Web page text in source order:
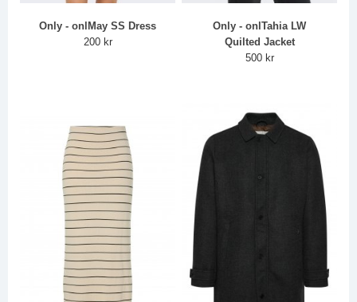
Only - onlMay SS Dress
200 kr
Only - onlTahia LW
Quilted Jacket
500 kr